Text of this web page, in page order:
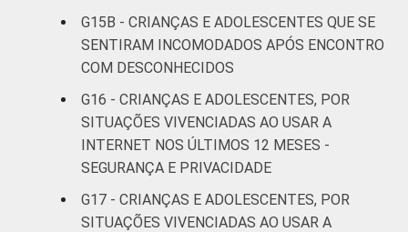
Online Brasil 2017. ¹Dados coletados por
meio de questionários de
autopreenchimento.
G15B - CRIANÇAS E ADOLESCENTES QUE SE
SENTIRAM INCOMODADOS APÓS ENCONTRO
COM DESCONHECIDOS
G16 - CRIANÇAS E ADOLESCENTES, POR
SITUAÇÕES VIVENCIADAS AO USAR A
INTERNET NOS ÚLTIMOS 12 MESES -
SEGURANÇA E PRIVACIDADE
G17 - CRIANÇAS E ADOLESCENTES, POR
SITUAÇÕES VIVENCIADAS AO USAR A